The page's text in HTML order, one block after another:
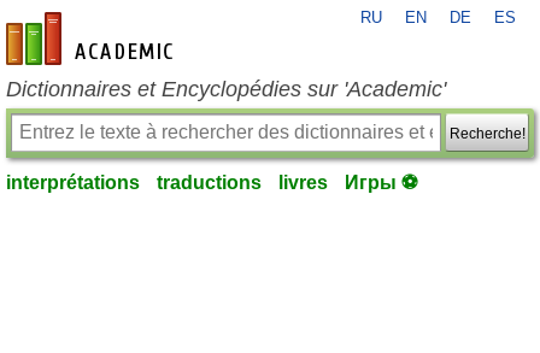
fr-academic.com
RU EN DE ES
Dictionnaires et Encyclopédies sur 'Academic'
Recherche!
interprétations traductions livres Игры ⚽